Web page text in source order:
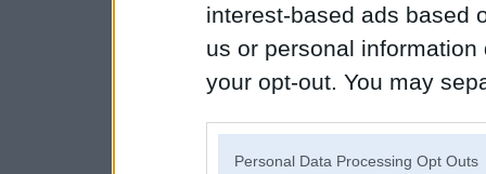
interest-based ads based
us or personal
your opt-out. You may
Personal Data Processing Opt Outs